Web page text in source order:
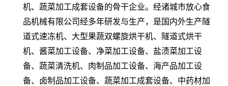
机、蔬菜加工成套设备的骨干企业。经诸城市放心食
品机械有限公司经多年研发与生产，是国内外生产隧
道式速冻机、大型果蔬双螺旋烘干机、隧道式烘干
机、酱菜加工设备、净菜加工设备、盐渍菜加工设
备、蔬菜清洗机、肉制品加工设备、海产品加工设
备、卤制品加工设备、蔬菜加工成套设备、中药材加